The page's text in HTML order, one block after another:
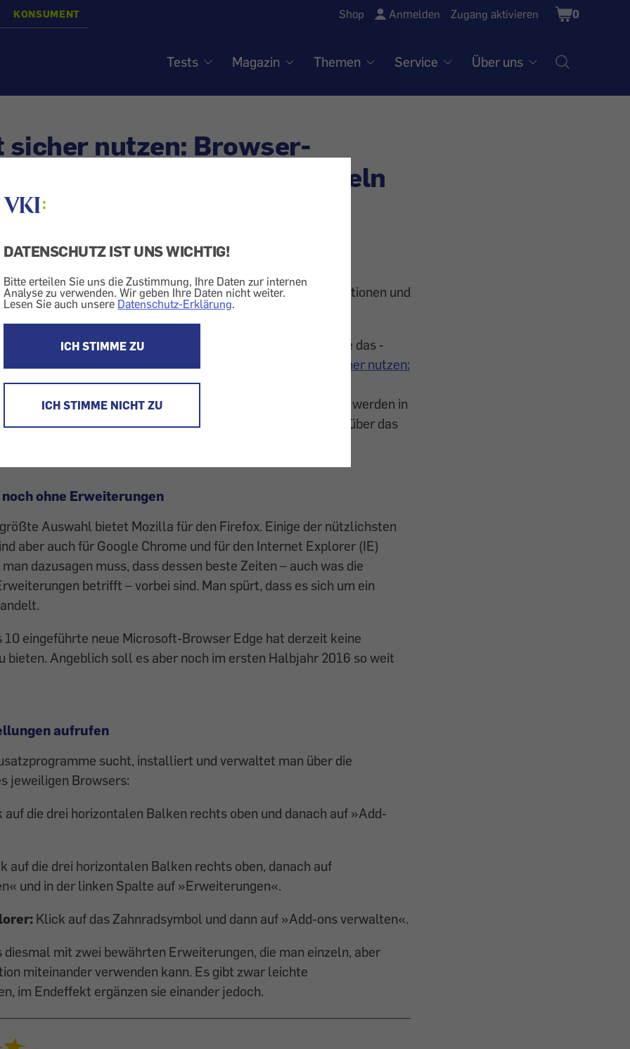
DATENSCHUTZ IST UNS WICHTIG!
Bitte erteilen Sie uns die Zustimmung, Ihre Daten zur internen
Analyse zu verwenden. Wir geben Ihre Daten nicht weiter.
Lesen Sie auch unsere Datenschutz-Erklärung.
ICH STIMME ZU
ICH STIMME NICHT ZU
KONSUMENT Shop Anmelden Zugang aktivieren
Shopping
Cart
0
Tests Magazin Themen Service Über uns
sicher nutzen: Browser-
- Verfolger abschütteln
Software
für den Browser erweitert dessen Sicherheitsfunktionen und
Werbung.
2016 haben wir uns mit Browser-Einstellungen befasst , die das
Internet sicher nutzen:
surfen). Weiter ausbauen lassen sich die vorhandenen
mithilfe kostenloser Add-ons (Browser-Erweiterungen). Sie werden in
Entwicklern zur Verfügung gestellt und können direkt über das
ohne Erweiterungen
­Auswahl bietet Mozilla für den Firefox. ­Einige der nützlichsten
aber auch für Google Chrome und für den Internet ­Explorer (IE)
dazusagen muss, dass dessen beste Zeiten – auch was die
betrifft – vorbei sind. Man spürt, dass es sich um ein
10 eingeführte neue Microsoft-Browser Edge hat derzeit keine
bieten. Angeblich soll es aber noch im ersten Halbjahr 2016 so weit
aufrufen
sucht, ins­talliert und verwaltet man über die
jeweiligen Browsers:
die drei horizontalen Balken rechts oben und danach auf »Add-
auf die drei horizontalen Balken rechts oben, danach auf
und in der linken Spalte auf »Erweiterungen«.
Klick auf das Zahnradsymbol und dann auf »Add-ons verwalten«.
diesmal mit zwei bewährten Erweiterungen, die man einzeln, aber
miteinander verwenden kann. Es gibt zwar leichte
im Endeffekt ergänzen sie einander jedoch.